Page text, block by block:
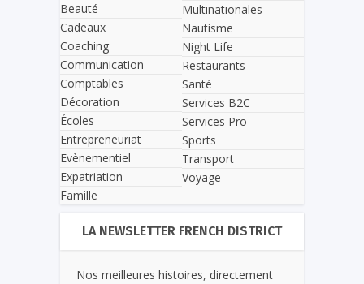
Beauté
Cadeaux
Coaching
Communication
Comptables
Décoration
Écoles
Entrepreneuriat
Evènementiel
Expatriation
Famille
Multinationales
Nautisme
Night Life
Restaurants
Santé
Services B2C
Services Pro
Sports
Transport
Voyage
LA NEWSLETTER FRENCH DISTRICT
Nos meilleures histoires, directement